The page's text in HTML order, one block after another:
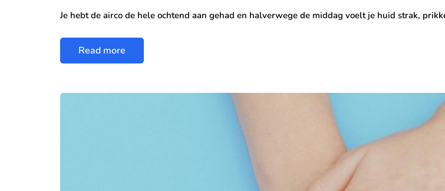
Je hebt de airco de hele ochtend aan gehad en halverwege de middag voelt je huid strak,
Read more